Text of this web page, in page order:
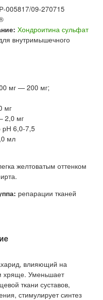
005817/09-270715
Хондроитина сульфат
внутримышечного
мг — 200 мг;
мг
2,0 мг
рН 6,0-7,5
мл
желтоватым оттенком
репарации тканей
влияющий на
хряще. Уменьшает
ткани суставов,
стимулирует синтез